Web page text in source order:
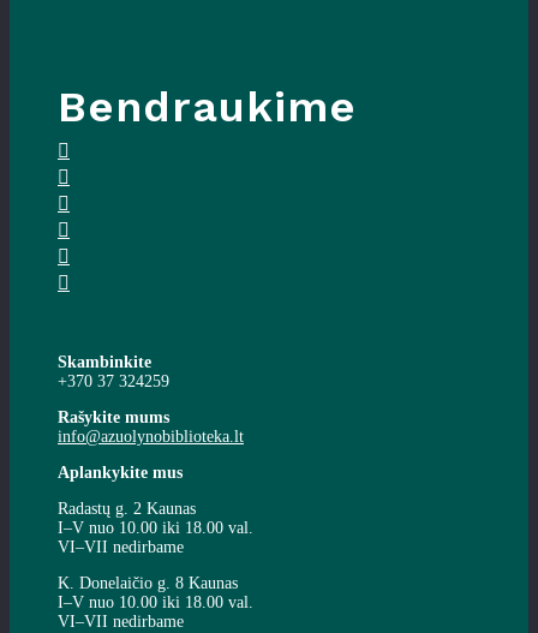
Bendraukime
Skambinkite
+370 37 324259
Rašykite mums
info@azuolynobiblioteka.lt
Aplankykite mus
Radastų g. 2 Kaunas
I–V nuo 10.00 iki 18.00 val.
VI–VII nedirbame
K. Donelaičio g. 8 Kaunas
I–V nuo 10.00 iki 18.00 val.
VI–VII nedirbame